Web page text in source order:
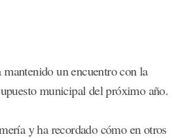
un encuentro con la
municipal del próximo año.
y ha recordado cómo en otros